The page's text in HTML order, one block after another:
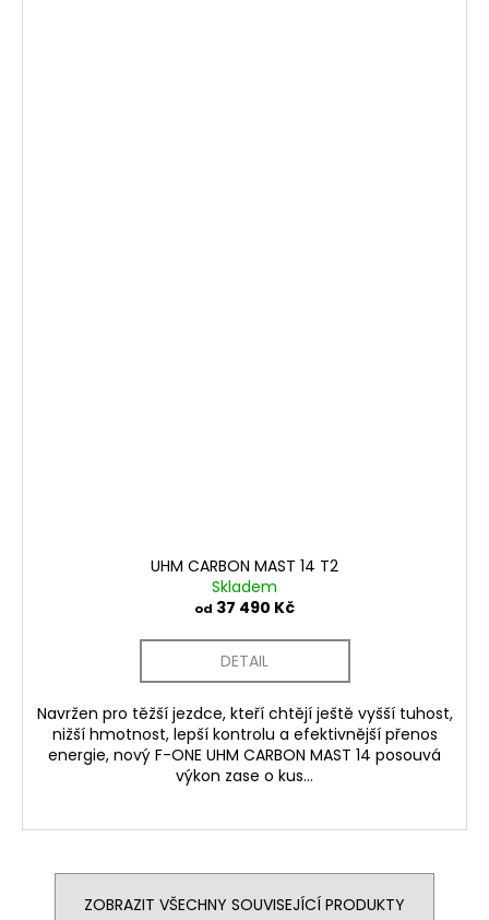
UHM CARBON MAST 14 T2
Skladem
od 37 490 Kč
DETAIL
Navržen pro těžší jezdce, kteří chtějí ještě vyšší tuhost,
nižší hmotnost, lepší kontrolu a efektivnější přenos
energie, nový F-ONE UHM CARBON MAST 14 posouvá
výkon zase o kus...
ZOBRAZIT VŠECHNY SOUVISEJÍCÍ PRODUKTY